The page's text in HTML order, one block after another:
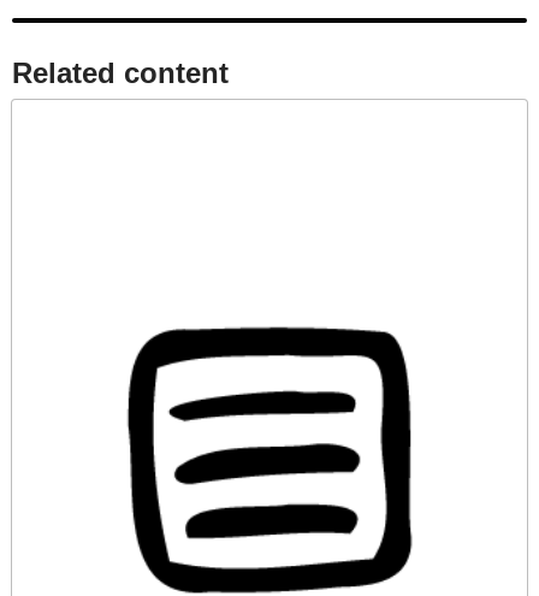
Related content​